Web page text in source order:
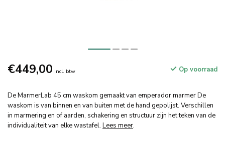
€449,00 Incl. btw Op voorraad
De MarmerLab 45 cm waskom gemaakt van emperador marmer De
waskom is van binnen en van buiten met de hand gepolijst. Verschillen
in marmering en of aarden, schakering en structuur zijn het teken van de
individualiteit van elke wastafel. Lees meer.